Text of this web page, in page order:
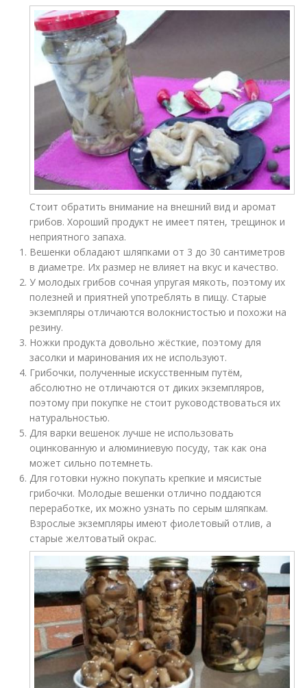
Стоит обратить внимание на внешний вид и аромат
грибов. Хороший продукт не имеет пятен, трещинок и
неприятного запаха.
Вешенки обладают шляпками от 3 до 30 сантиметров
в диаметре. Их размер не влияет на вкус и качество.
У молодых грибов сочная упругая мякоть, поэтому их
полезней и приятней употреблять в пищу. Старые
экземпляры отличаются волокнистостью и похожи на
резину.
Ножки продукта довольно жёсткие, поэтому для
засолки и маринования их не используют.
Грибочки, полученные искусственным путём,
абсолютно не отличаются от диких экземпляров,
поэтому при покупке не стоит руководствоваться их
натуральностью.
Для варки вешенок лучше не использовать
оцинкованную и алюминиевую посуду, так как она
может сильно потемнеть.
Для готовки нужно покупать крепкие и мясистые
грибочки. Молодые вешенки отлично поддаются
переработке, их можно узнать по серым шляпкам.
Взрослые экземпляры имеют фиолетовый отлив, а
старые желтоватый окрас.